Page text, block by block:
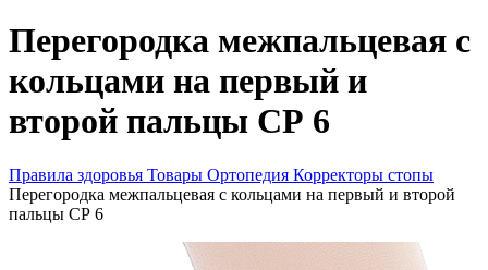
Перегородка межпальцевая с
кольцами на первый и
второй пальцы СР 6
Правила здоровья Товары Ортопедия Корректоры стопы
Перегородка межпальцевая с кольцами на первый и второй
пальцы СР 6